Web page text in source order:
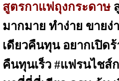
สูตรกาแฟถุงกระดาษ
มากมาย ทำง่าย ขายง่
เดียวคืนทุน อยากเปิด
คืนทุนเร็ว #แฟรนไช